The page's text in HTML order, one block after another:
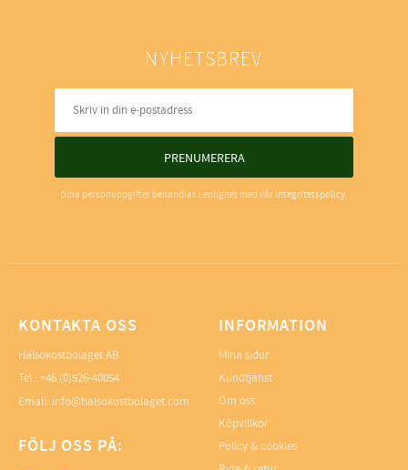
NYHETSBREV
PRENUMERERA
Dina personuppgifter behandlas i enlighet med vår integritetspolicy.
KONTAKTA OSS
Hälsokostbolaget AB
Tel.: +46 (0)526-40054
Email: info@halsokostbolaget.com
FÖLJ OSS PÅ:
INFORMATION
Mina sidor
Kundtjänst
Om oss
Köpvillkor
Policy & cookies